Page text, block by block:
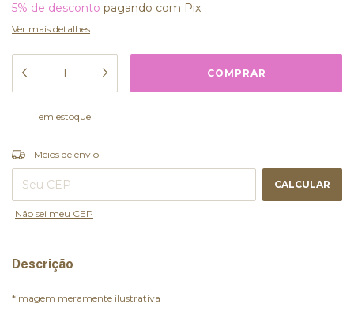
5% de desconto pagando com Pix
Ver mais detalhes
em estoque
Entregas para o CEP:
Meios de envio
CALCULAR
Não sei meu CEP
Descrição
*imagem meramente ilustrativa